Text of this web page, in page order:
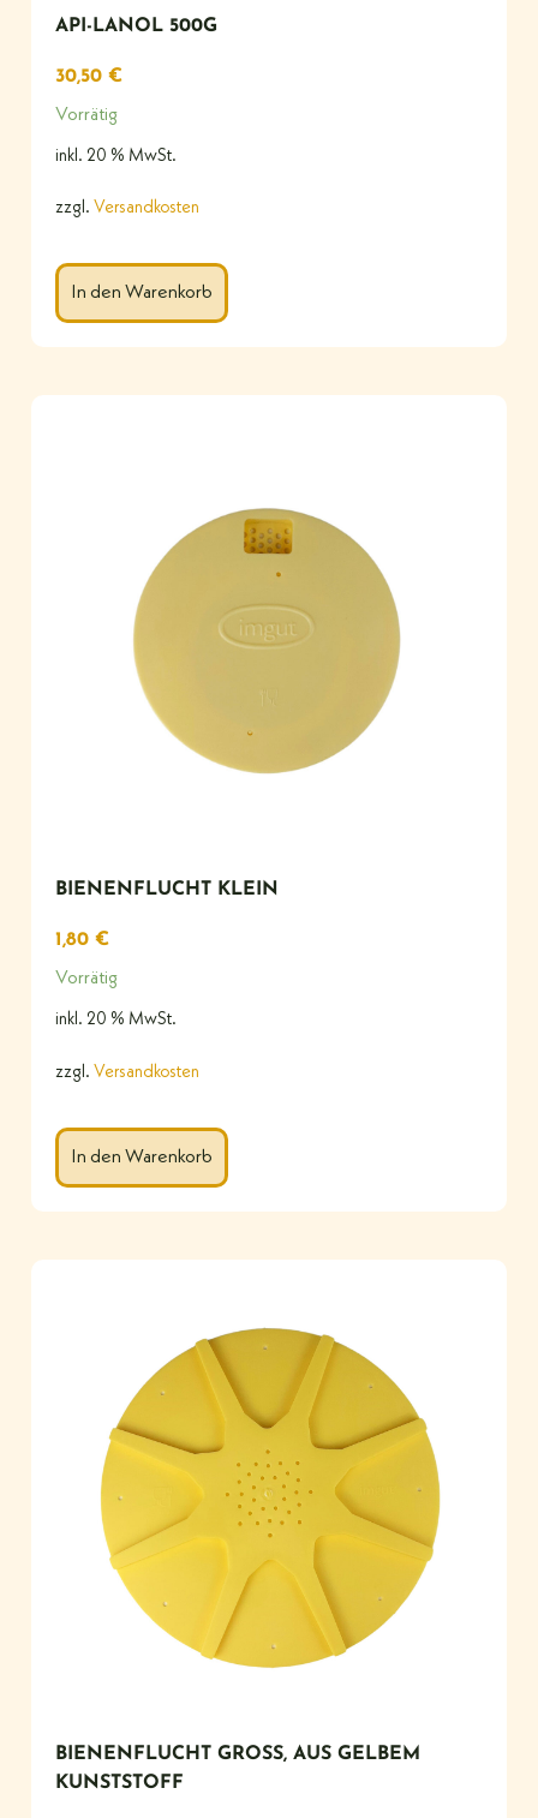
API-LANOL 500G
30,50 €
Vorrätig
inkl. 20 % MwSt.
zzgl. Versandkosten
In den Warenkorb
BIENENFLUCHT KLEIN
1,80 €
Vorrätig
inkl. 20 % MwSt.
zzgl. Versandkosten
In den Warenkorb
BIENENFLUCHT GROSS, AUS GELBEM K
UNSTSTOFF